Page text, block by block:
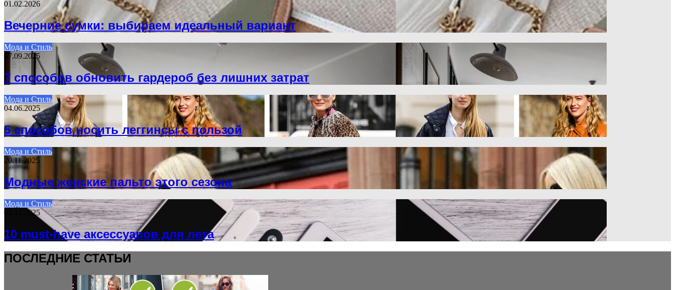
01.02.2026
Вечерние сумки: выбираем идеальный вариант
Мода и Стиль
07.09.2025
7 способов обновить гардероб без лишних затрат
Мода и Стиль
04.06.2025
5 способов носить леггинсы с пользой
Мода и Стиль
20.11.2025
Модные женские пальто этого сезона
Мода и Стиль
03.12.2025
10 must-have аксессуаров для лета
ПОСЛЕДНИЕ СТАТЬИ